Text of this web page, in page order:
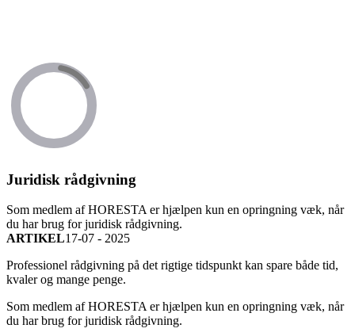
Juridisk rådgivning
Som medlem af HORESTA er hjælpen kun en opringning væk, når
du har brug for juridisk rådgivning.
ARTIKEL17-07 - 2025
Professionel rådgivning på det rigtige tidspunkt kan spare både tid,
kvaler og mange penge.
Som medlem af HORESTA er hjælpen kun en opringning væk, når
du har brug for juridisk rådgivning.